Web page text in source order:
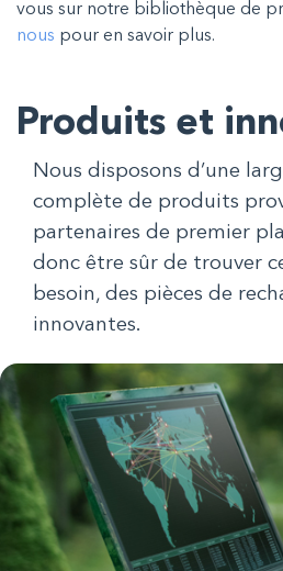
vous sur notre bibliothèque de
nous pour en savoir plus.
Produits et
Nous disposons d’une
complète de produits
partenaires de premier
donc être sûr de trouver
besoin, des pièces de
innovantes.